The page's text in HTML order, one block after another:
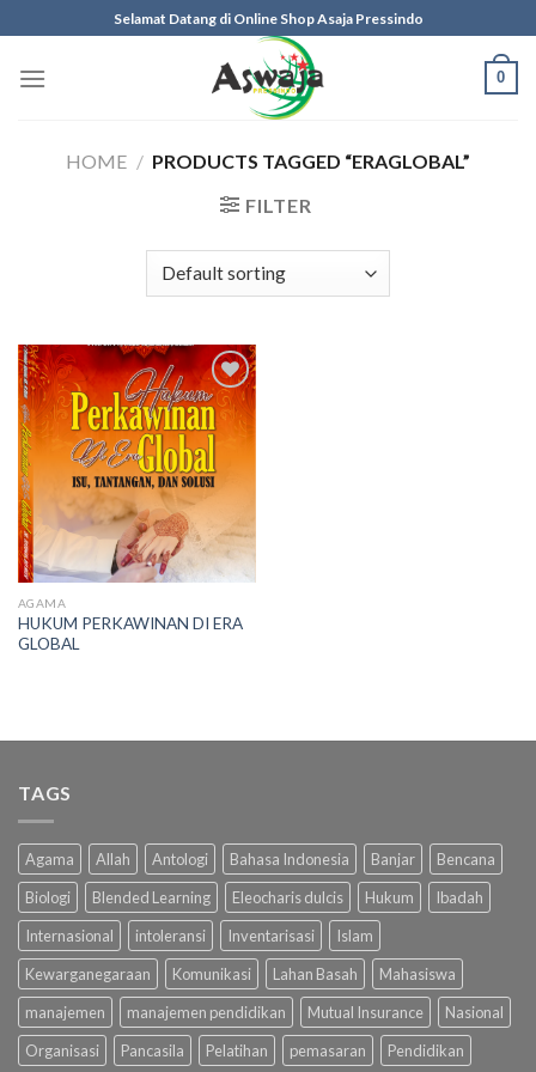
to
content
Selamat Datang di Online Shop Asaja Pressindo
0
HOME / PRODUCTS TAGGED “ERAGLOBAL”
FILTER
Add to
wishlist
AGAMA
HUKUM PERKAWINAN DI ERA
GLOBAL
TAGS
Agama Allah Antologi Bahasa Indonesia Banjar
Bencana
Biologi
Blended Learning Eleocharis dulcis Hukum
Ibadah
Internasional
intoleransi Inventarisasi
Islam
Kewarganegaraan
Komunikasi Lahan Basah
Mahasiswa
manajemen
manajemen pendidikan Mutual Insurance
Nasional
Organisasi
Pancasila Pelatihan pemasaran Pendidikan